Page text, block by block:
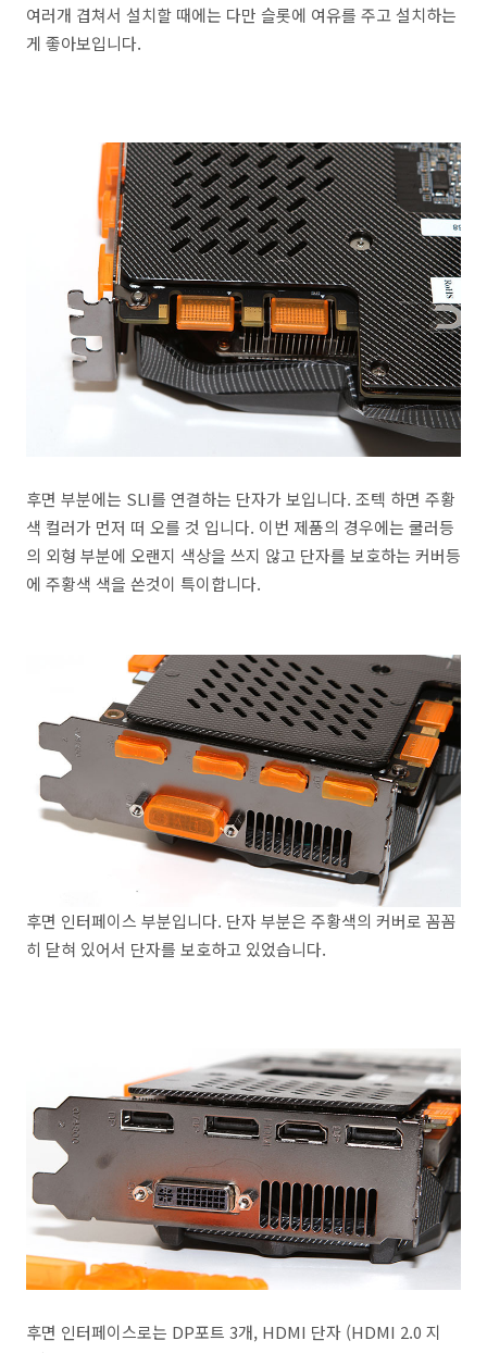
여러개 겹쳐서 설치할 때에는 다만 슬롯에 여유를 주고 설치하는
게 좋아보입니다.
후면 부분에는 SLI를 연결하는 단자가 보입니다. 조텍 하면 주황
색 컬러가 먼저 떠 오를 것 입니다. 이번 제품의 경우에는 쿨러등
의 외형 부분에 오랜지 색상을 쓰지 않고 단자를 보호하는 커버등
에 주황색 색을 쓴것이 특이합니다.
후면 인터페이스 부분입니다. 단자 부분은 주황색의 커버로 꼼꼼
히 닫혀 있어서 단자를 보호하고 있었습니다.
후면 인터페이스로는 DP포트 3개, HDMI 단자 (HDMI 2.0 지